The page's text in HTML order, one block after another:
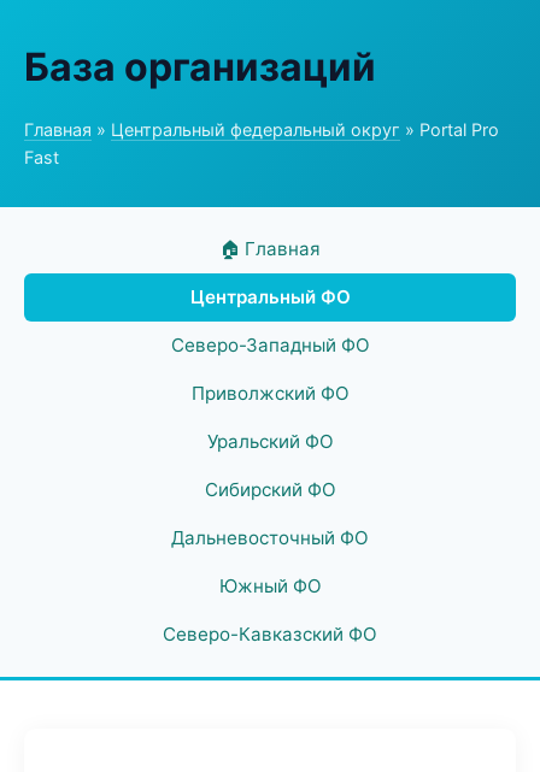
База организаций
Главная » Центральный федеральный округ » Portal Pro
Fast
🏠 Главная
Центральный ФО
Северо-Западный ФО
Приволжский ФО
Уральский ФО
Сибирский ФО
Дальневосточный ФО
Южный ФО
Северо-Кавказский ФО